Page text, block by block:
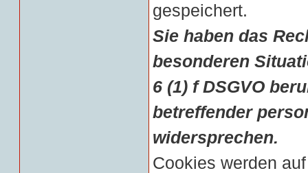
gespeichert.
Sie haben das
besonderen
6 (1) f DSGVO
betreffender
widersprechen.
Cookies werden